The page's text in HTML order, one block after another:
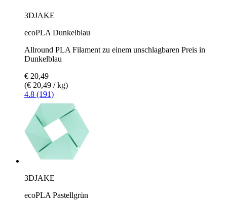
3DJAKE
ecoPLA Dunkelblau
Allround PLA Filament zu einem unschlagbaren Preis in
Dunkelblau
€ 20,49
(€ 20,49 / kg)
4.8 (191)
3DJAKE
ecoPLA Pastellgrün